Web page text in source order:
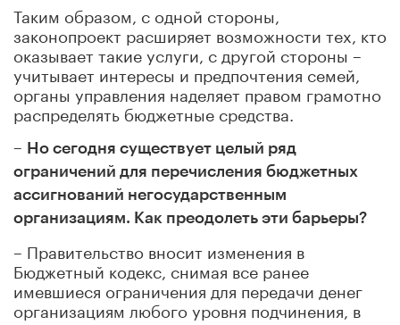
Таким образом, с одной стороны,
законопроект расширяет возможности тех, кто
оказывает такие услуги, с другой стороны –
учитывает интересы и предпочтения семей,
органы управления наделяет правом грамотно
распределять бюджетные средства.
– Но сегодня существует целый ряд
ограничений для перечисления бюджетных
ассигнований негосударственным
организациям. Как преодолеть эти барьеры?
– Правительство вносит изменения в
Бюджетный кодекс, снимая все ранее
имевшиеся ограничения для передачи денег
организациям любого уровня подчинения, в